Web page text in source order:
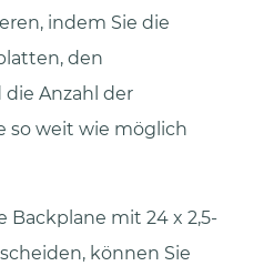
indem Sie die
den
Anzahl der
so weit wie möglich
Backplane mit 24 x 2,5-
können Sie